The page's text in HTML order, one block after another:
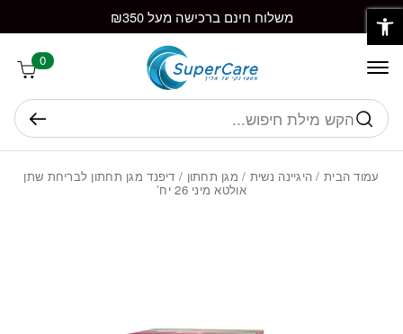
Skip to Content משלוח חינם ברכישה מעל ₪350
0
חיפוש
עמוד הבית/ היגיינה נשית / מגן תחתון / דיפנד מגן תחתון לבריחת שתן
אולטא מיני 26 יח’
בחזרה למעלה
פתח סרגל נגישות